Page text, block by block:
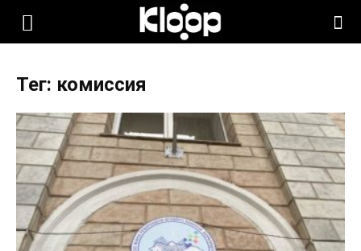
KLOOP.KG
Новости
Кыргызстана
Тег: комиссия